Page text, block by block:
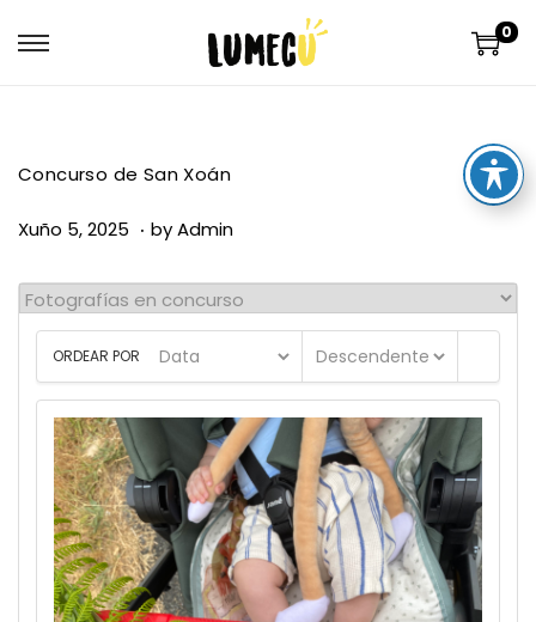
0
Concurso de San Xoán
P
s
Xuño 5, 2025 X
ñ
o
1
6
2
0
2
5
. byAdmin
ORDEAR POR